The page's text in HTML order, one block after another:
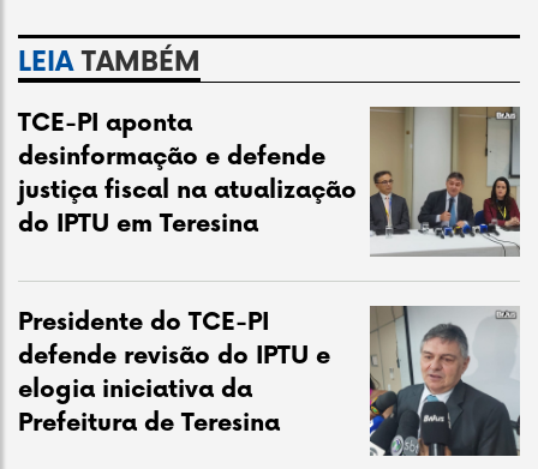
LEIATAMBÉM
TCE-PI aponta
desinformação e defende
justiça fiscal na atualização
do IPTU em Teresina
Presidente do TCE-PI
defende revisão do IPTU e
elogia iniciativa da
Prefeitura de Teresina